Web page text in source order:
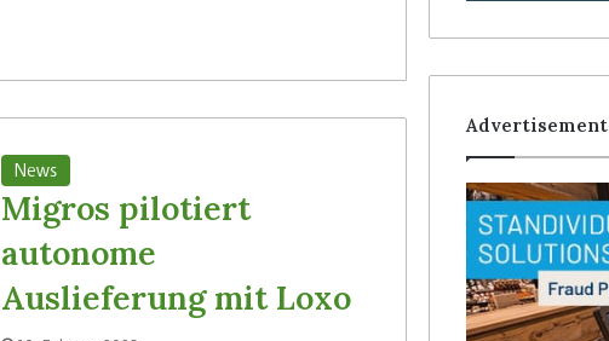
News
Migros pilotiert
autonome
Auslieferung mit Loxo
Advertisement